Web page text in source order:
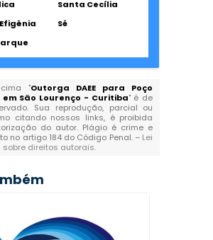
Santa Cecília
Sé
"Outorga DAEE para Poço
São Lourenço - Curitiba" é de
Sua reprodução, parcial ou
citando nossos links, é proibida
do autor. Plágio é crime e
no artigo 184 do Código Penal. – Lei
sobre direitos autorais.